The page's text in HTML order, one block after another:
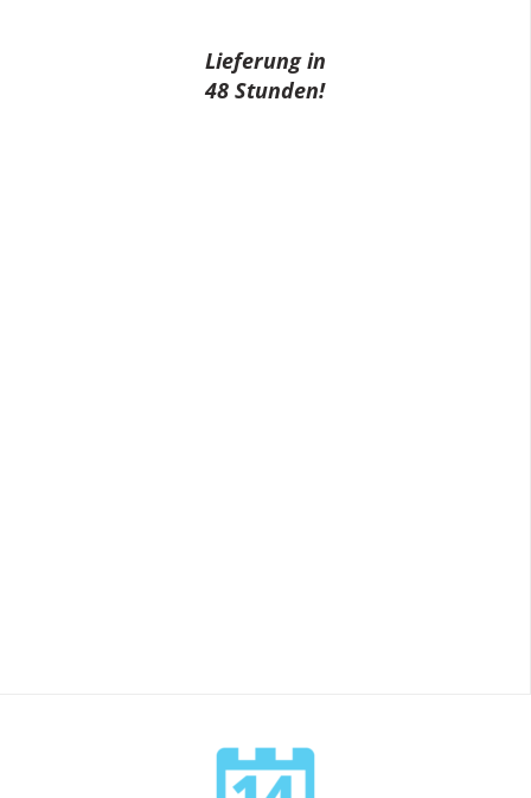
Lieferung in
48 Stunden!